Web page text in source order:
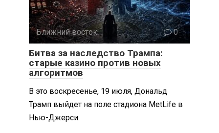
Ближний восток 0
Битва за наследство Трампа:
старые казино против новых
алгоритмов
В это воскресенье, 19 июля, Дональд
Трамп выйдет на поле стадиона MetLife в
Нью-Джерси.